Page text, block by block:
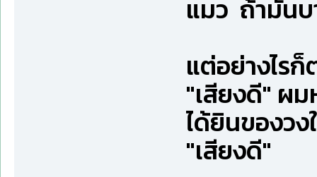
แมว ถ้ามันบ
แต่อย่างไร
"เสียงดี" ผ
ได้ยินของว
"เสียงดี"